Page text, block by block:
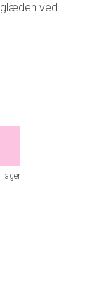
ved
lager